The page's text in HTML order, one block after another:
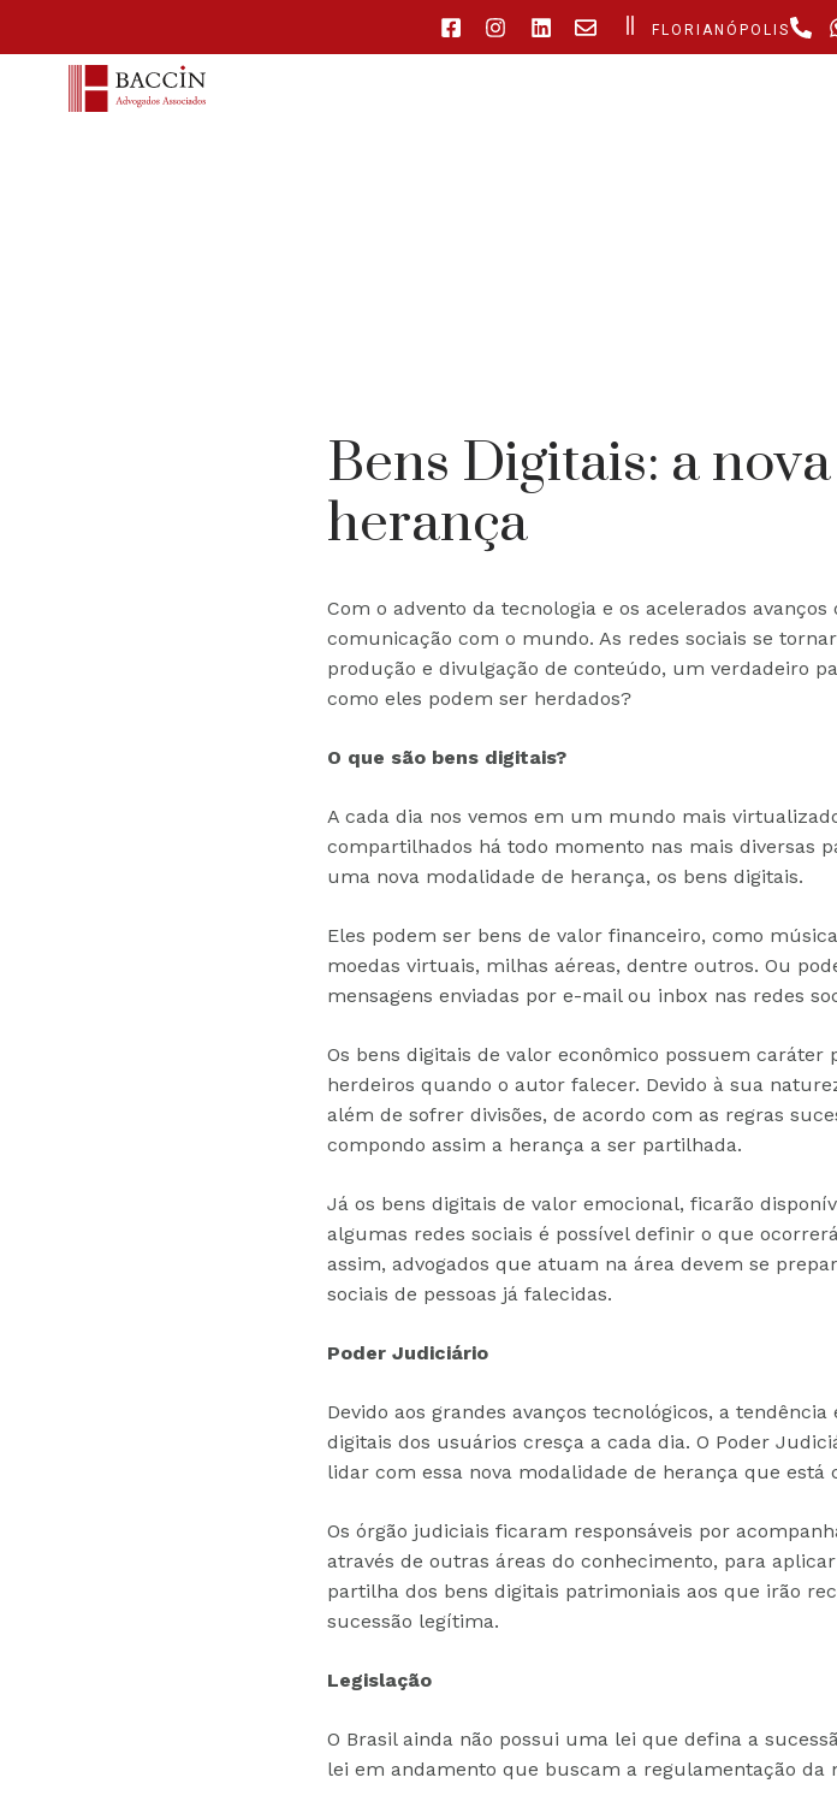
FLORIANÓPOLIS
Bens Digitais: a
herança
Com o advento da tecnologia e os acelerados
comunicação com o mundo. As redes sociais se
produção e divulgação de conteúdo, um verdadeiro
como eles podem ser herdados?
O que são bens digitais?
A cada dia nos vemos em um mundo mais
compartilhados há todo momento nas mais diversas
uma nova modalidade de herança, os bens digitais.
Eles podem ser bens de valor financeiro, como
moedas virtuais, milhas aéreas, dentre outros. Ou
mensagens enviadas por e-mail ou inbox nas redes
Os bens digitais de valor econômico possuem
herdeiros quando o autor falecer. Devido à sua
além de sofrer divisões, de acordo com as regras
compondo assim a herança a ser partilhada.
Já os bens digitais de valor emocional, ficarão
algumas redes sociais é possível definir o que
assim, advogados que atuam na área devem se
sociais de pessoas já falecidas.
Poder Judiciário
Devido aos grandes avanços tecnológicos, a
digitais dos usuários cresça a cada dia. O Poder
lidar com essa nova modalidade de herança que está
Os órgão judiciais ficaram responsáveis por
através de outras áreas do conhecimento, para
partilha dos bens digitais patrimoniais aos que irão
sucessão legítima.
Legislação
O Brasil ainda não possui uma lei que defina a
lei em andamento que buscam a regulamentação da